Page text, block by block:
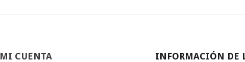
MI CUENTA INFORMACIÓN DE